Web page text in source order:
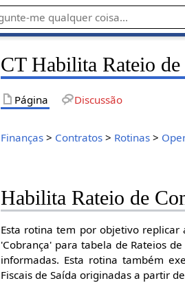
CT Habilita Rateio
Página Discussão
Finanças > Contratos > Rotinas >
Habilita Rateio de
Esta rotina tem por objetivo replicar
'Cobrança' para tabela de Rateios
informadas. Esta rotina também
Fiscais de Saída originadas a partir